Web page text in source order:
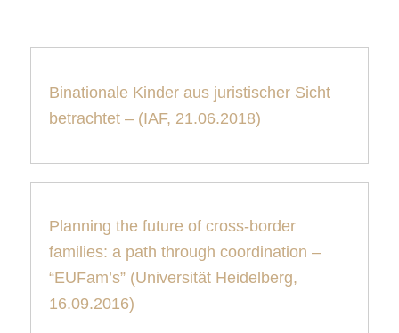
Binationale Kinder aus juristischer Sicht
betrachtet – (IAF, 21.06.2018)
Planning the future of cross-border
families: a path through coordination –
“EUFam’s” (Universität Heidelberg,
16.09.2016)